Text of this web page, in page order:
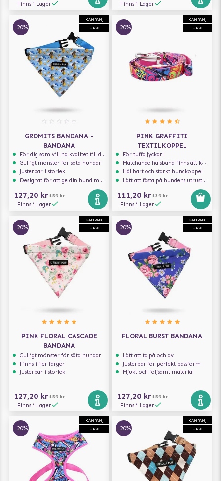
Finns i Lager Finns i Lager
KAMPANJ
UP20
-20%
GROMITS BANDANA -
BANDANA
För dig som vill ha kvalitet till din hund!
Gulligt mönster för söta hundar
Justerbar i storlek
Designat för att ge din hund maximal komfort
127,20 kr 159 kr
Finns i Lager
KAMPANJ
UP20
-20%
PINK GRAFFITI
TEXTILKOPPEL
För tuffa jyckar!
Matchande halsband finns att köpa till
Hållbart och starkt hundkoppel
Lätt att fästa på hundens utrustning
111,20 kr 139 kr
Finns i Lager
KAMPANJ
UP20
-20%
PINK FLORAL CASCADE
BANDANA
Gulligt mönster för söta hundar
Finns i fler färger
Justerbar i storlek
127,20 kr 159 kr
Finns i Lager
KAMPANJ
UP20
-20%
FLORAL BURST BANDANA
Lätt att ta på och av
Justerbar för perfekt passform
Mjukt och följsamt material
127,20 kr 159 kr
Finns i Lager
KAMPANJ
UP20
-20%
KAMPANJ
UP20
-20%